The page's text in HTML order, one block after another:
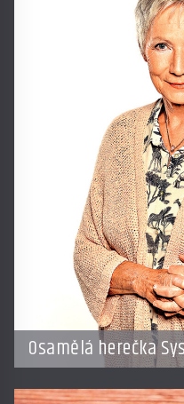
Osamělá herečka